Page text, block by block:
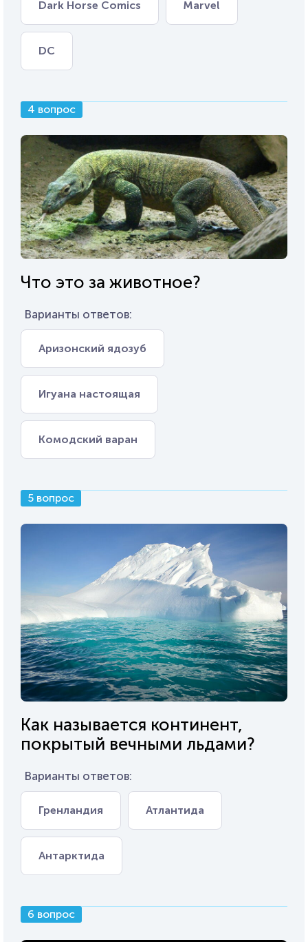
Dark Horse Comics Marvel
DC
4 вопрос
Что это за животное?
Варианты ответов:
Аризонский ядозуб
Игуана настоящая
Комодский варан
5 вопрос
Как называется континент,
покрытый вечными льдами?
Варианты ответов:
Гренландия Атлантида
Антарктида
6 вопрос